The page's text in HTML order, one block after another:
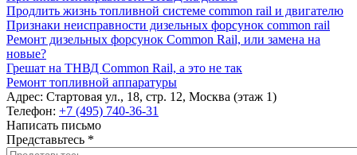
Продлить жизнь топливной системе common rail и двигателю
Признаки неисправности дизельных форсунок common rail
Ремонт дизельных форсунок Common Rail, или замена на
новые?
Грешат на ТНВД Common Rail, а это не так
Ремонт топливной аппаратуры
Адрес: Стартовая ул., 18, стр. 12, Москва (этаж 1)
Телефон: +7 (495) 740-36-31
Написать письмо
Представьтесь *